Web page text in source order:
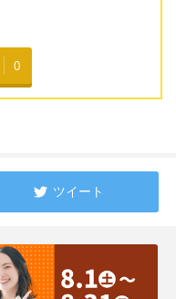
0
ツイート